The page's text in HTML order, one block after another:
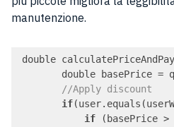
manutenzione.
double
double basePrice =
//Apply discount
if
if (basePrice >